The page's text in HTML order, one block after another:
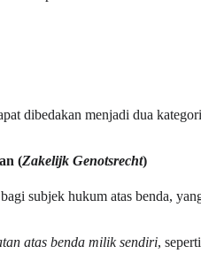
dibedakan menjadi dua
(Zakelijk Genotsrecht)
subjek hukum atas benda,
atas benda milik sendiri,